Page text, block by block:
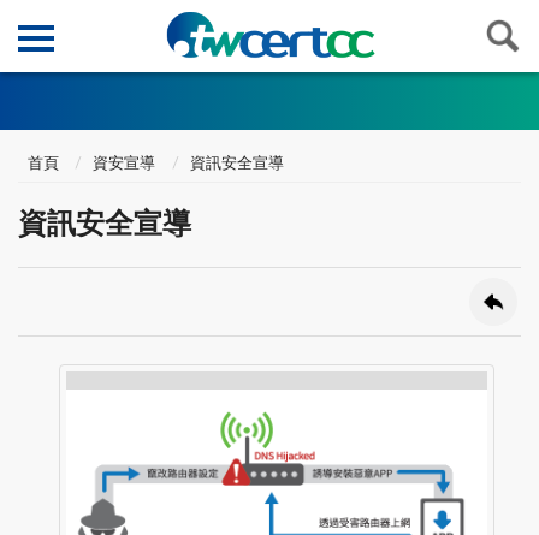
首頁 資安宣導 資訊安全宣導
資訊安全宣導